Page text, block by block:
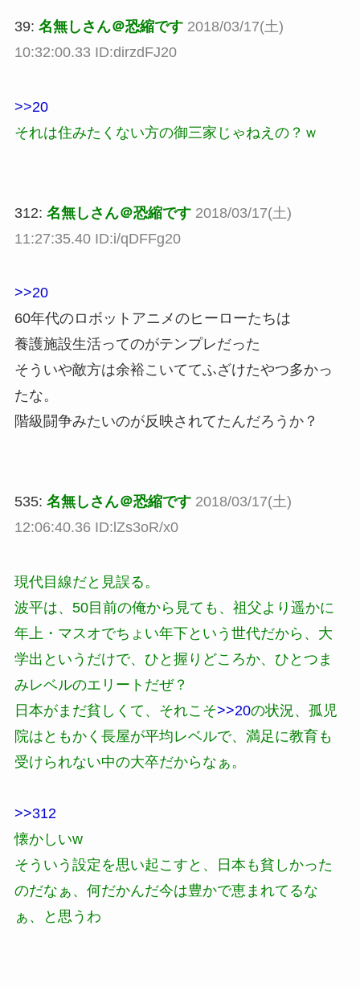
39: 名無しさん＠恐縮です 2018/03/17(土)
10:32:00.33 ID:dirzdFJ20
>>20
それは住みたくない方の御三家じゃねえの？ｗ
312: 名無しさん＠恐縮です 2018/03/17(土)
11:27:35.40 ID:i/qDFFg20
>>20
60年代のロボットアニメのヒーローたちは
養護施設生活ってのがテンプレだった
そういや敵方は余裕こいててふざけたやつ多かっ
たな。
階級闘争みたいのが反映されてたんだろうか？
535: 名無しさん＠恐縮です 2018/03/17(土)
12:06:40.36 ID:lZs3oR/x0
現代目線だと見誤る。
波平は、50目前の俺から見ても、祖父より遥かに
年上・マスオでちょい年下という世代だから、大
学出というだけで、ひと握りどころか、ひとつま
みレベルのエリートだぜ？
日本がまだ貧しくて、それこそ>>20の状況、孤児
院はともかく長屋が平均レベルで、満足に教育も
受けられない中の大卒だからなぁ。
>>312
懐かしいw
そういう設定を思い起こすと、日本も貧しかった
のだなぁ、何だかんだ今は豊かで恵まれてるな
ぁ、と思うわ